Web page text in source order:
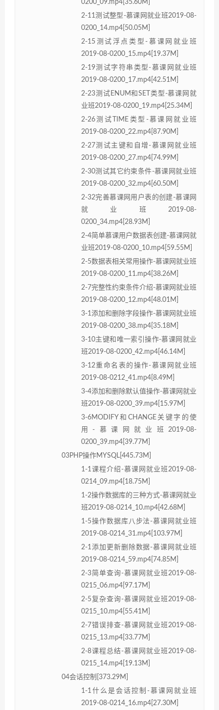
0200_09.mp4[35.60M]
2-11测试整型-慕课网就业班2019-08-
0200_14.mp4[50.05M]
2-15测试浮点类型-慕课网就业班
2019-08-0200_15.mp4[19.37M]
2-19测试字符串类型-慕课网就业班
2019-08-0200_17.mp4[42.51M]
2-23测试ENUM和SET类型-慕课网就
业班2019-08-0200_19.mp4[25.34M]
2-26测试TIME类型-慕课网就业班
2019-08-0200_22.mp4[87.90M]
2-27测试主键和自增-慕课网就业班
2019-08-0200_27.mp4[74.99M]
2-30测试其它约束条件-慕课网就业班
2019-08-0200_32.mp4[60.50M]
2-32完善慕课网用户表的创建-慕课网
就业班2019-08-
0200_34.mp4[28.93M]
2-4简单慕课用户数据表创建-慕课网就
业班2019-08-0200_10.mp4[59.55M]
2-5数据表相关常用操作-慕课网就业班
2019-08-0200_11.mp4[38.26M]
2-7完整性约束条件介绍-慕课网就业班
2019-08-0200_12.mp4[48.01M]
3-1添加和删除字段操作-慕课网就业班
2019-08-0200_38.mp4[35.18M]
3-10主键和唯一索引操作-慕课网就业
班2019-08-0200_42.mp4[46.14M]
3-12重命名表的操作-慕课网就业班
2019-08-0212_41.mp4[8.49M]
3-4添加和删除默认值操作-慕课网就业
班2019-08-0200_39.mp4[15.97M]
3-6MODIFY和CHANGE关键字的使
用-慕课网就业班2019-08-
0200_39.mp4[39.77M]
03PHP操作MYSQL[445.73M]
1-1课程介绍-慕课网就业班2019-08-
0214_09.mp4[18.75M]
1-2操作数据库的三种方式-慕课网就业
班2019-08-0214_10.mp4[42.68M]
1-5操作数据库八步法-慕课网就业班
2019-08-0214_31.mp4[103.97M]
2-1添加更新删除数据-慕课网就业班
2019-08-0214_59.mp4[74.85M]
2-3简单查询-慕课网就业班2019-08-
0215_06.mp4[97.17M]
2-5复杂查询-慕课网就业班2019-08-
0215_10.mp4[55.41M]
2-7错误排查-慕课网就业班2019-08-
0215_13.mp4[33.77M]
2-8课程总结-慕课网就业班2019-08-
0215_14.mp4[19.13M]
04会话控制[373.29M]
1-1什么是会话控制-慕课网就业班
2019-08-0214_16.mp4[27.30M]